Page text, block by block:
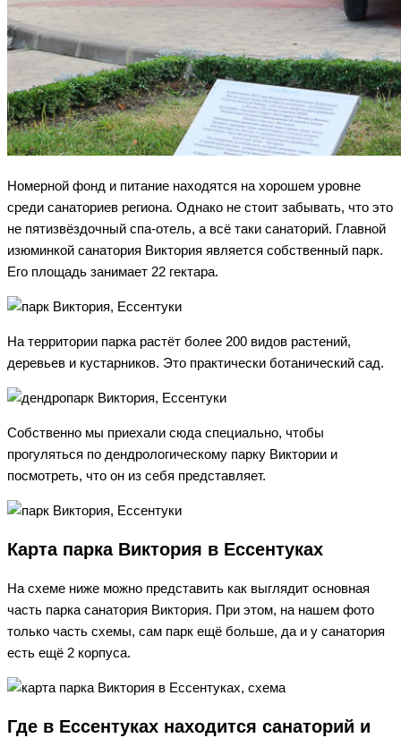
Номерной фонд и питание находятся на хорошем уровне
среди санаториев региона. Однако не стоит забывать, что это
не пятизвёздочный спа-отель, а всё таки санаторий. Главной
изюминкой санатория Виктория является собственный парк.
Его площадь занимает 22 гектара.
На территории парка растёт более 200 видов растений,
деревьев и кустарников. Это практически ботанический сад.
Собственно мы приехали сюда специально, чтобы
прогуляться по дендрологическому парку Виктории и
посмотреть, что он из себя представляет.
Карта парка Виктория в Ессентуках
На схеме ниже можно представить как выглядит основная
часть парка санатория Виктория. При этом, на нашем фото
только часть схемы, сам парк ещё больше, да и у санатория
есть ещё 2 корпуса.
Где в Ессентуках находится санаторий и